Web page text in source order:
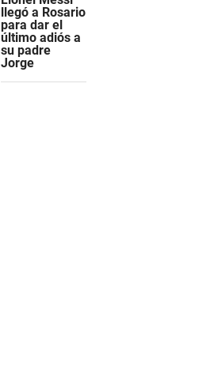
llegó a Rosario
para dar el
último adiós a
su padre
Jorge